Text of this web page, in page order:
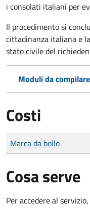
i consolati italiani per
Il procedimento si
cittadinanza italiana e
stato civile del
Moduli da
Costi
Tipo di pagamento
Importo
Marca da bollo
Cosa serve
Per accedere al